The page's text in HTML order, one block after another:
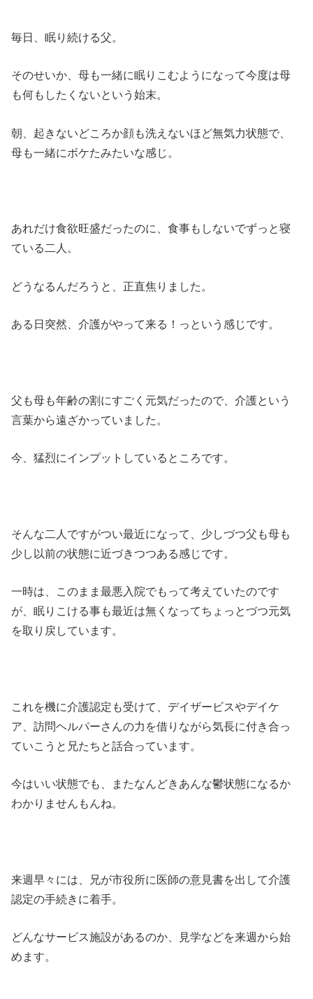
毎日、眠り続ける父。
そのせいか、母も一緒に眠りこむようになって今度は母
も何もしたくないという始末。
朝、起きないどころか顔も洗えないほど無気力状態で、
母も一緒にボケたみたいな感じ。
あれだけ食欲旺盛だったのに、食事もしないでずっと寝
ている二人。
どうなるんだろうと、正直焦りました。
ある日突然、介護がやって来る！っという感じです。
父も母も年齢の割にすごく元気だったので、介護という
言葉から遠ざかっていました。
今、猛烈にインプットしているところです。
そんな二人ですがつい最近になって、少しづつ父も母も
少し以前の状態に近づきつつある感じです。
一時は、このまま最悪入院でもって考えていたのです
が、眠りこける事も最近は無くなってちょっとづつ元気
を取り戻しています。
これを機に介護認定も受けて、デイザービスやデイケ
ア、訪問ヘルパーさんの力を借りながら気長に付き合っ
ていこうと兄たちと話合っています。
今はいい状態でも、またなんどきあんな鬱状態になるか
わかりませんもんね。
来週早々には、兄が市役所に医師の意見書を出して介護
認定の手続きに着手。
どんなサービス施設があるのか、見学などを来週から始
めます。